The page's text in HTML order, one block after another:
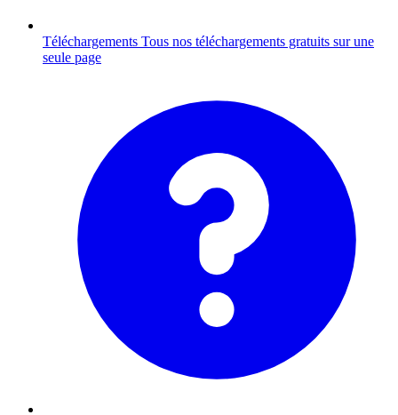
Téléchargements Tous nos téléchargements gratuits sur une
seule page